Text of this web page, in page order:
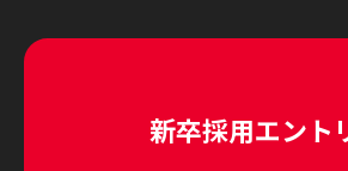
新卒採用エント